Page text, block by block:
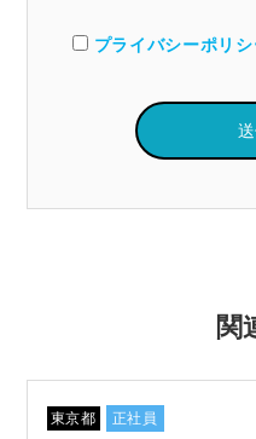
プライバシーポリ
関
東京都 正社員